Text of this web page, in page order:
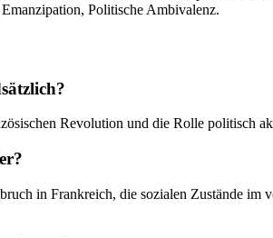
Politische Ambivalenz.
Revolution und die Rolle politisch
in Frankreich, die sozialen Zustände